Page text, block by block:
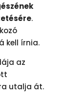
.
kell írnia.
az
utalja át.